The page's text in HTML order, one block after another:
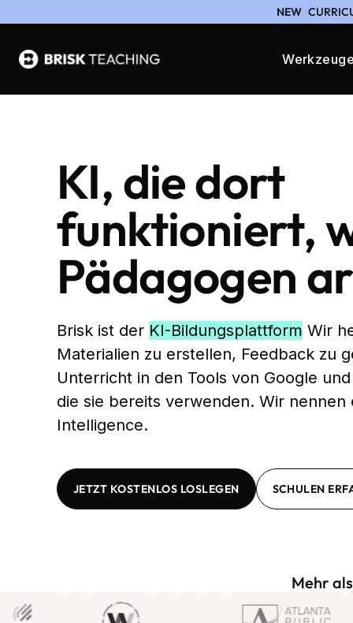
NEW
KI, die dort
funktioniert,
Pädagogen
Brisk ist der KI-Bildungsplattform Wir
Materialien zu erstellen, Feedback zu
Unterricht in den Tools von Google
die sie bereits verwenden. Wir nennen
Intelligence.
JETZT KOSTENLOS LOSLEGEN SCHULEN
Mehr